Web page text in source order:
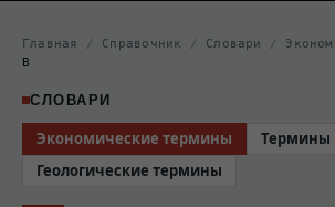
Главная / Справочник / Словари /
В
СЛОВАРИ
Экономические термины
Термины
Геологические термины